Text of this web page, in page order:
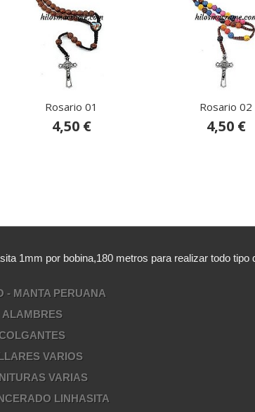
Rosario 01
4,50 €
Rosario 02
4,50 €
1mm por bobina,180 metros para realizar todo
- MANTA PERUANA
ALAMBRES
VARIOS
VARIAS
LINHASITA